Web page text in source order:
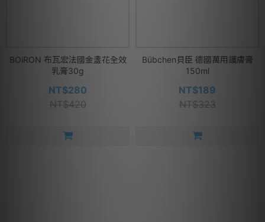
BOiRON 布瓦宏法國金盞花全效
乳膏30g
NT$280
NT$420
Bübchen貝臣 德國萬用護膚膏
150ml
NT$189
NT$323